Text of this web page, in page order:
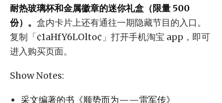
耐热玻璃杯和金属徽章的迷你礼盒（限量 500
份）。 盒内卡片上还有通往一期隐藏节目的入口。
复制「¢1aHfY6LOlto¢」打开手机淘宝 app，即可
进入购买页面。
Show Notes:
采文编著的书《顺势而为——雷军传》